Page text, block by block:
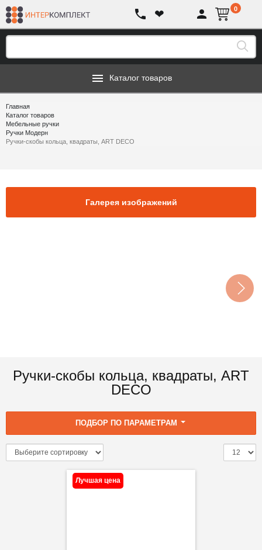
❤ 0
Каталог товаров
Главная
Каталог товаров
Мебельные ручки
Ручки Модерн
Ручки-скобы кольца, квадраты, ART DECO
Галерея изображений
Ручки-скобы кольца, квадраты, ART
DECO
ПОДБОР ПО ПАРАМЕТРАМ
Лучшая цена